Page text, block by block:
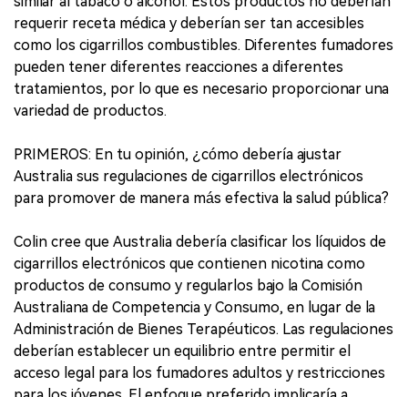
requerir receta médica y deberían ser tan accesibles
como los cigarrillos combustibles. Diferentes fumadores
pueden tener diferentes reacciones a diferentes
tratamientos, por lo que es necesario proporcionar una
variedad de productos.
PRIMEROS: En tu opinión, ¿cómo debería ajustar
Australia sus regulaciones de cigarrillos electrónicos
para promover de manera más efectiva la salud pública?
Colin cree que Australia debería clasificar los líquidos de
cigarrillos electrónicos que contienen nicotina como
productos de consumo y regularlos bajo la Comisión
Australiana de Competencia y Consumo, en lugar de la
Administración de Bienes Terapéuticos. Las regulaciones
deberían establecer un equilibrio entre permitir el
acceso legal para los fumadores adultos y restricciones